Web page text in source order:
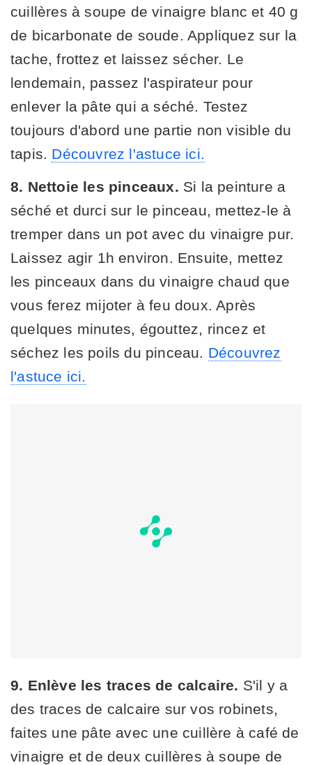
cuillères à soupe de vinaigre blanc et 40 g
de bicarbonate de soude. Appliquez sur la
tache, frottez et laissez sécher. Le
lendemain, passez l'aspirateur pour
enlever la pâte qui a séché. Testez
toujours d'abord une partie non visible du
tapis. Découvrez l'astuce ici.
8. Nettoie les pinceaux. Si la peinture a
séché et durci sur le pinceau, mettez-le à
tremper dans un pot avec du vinaigre pur.
Laissez agir 1h environ. Ensuite, mettez
les pinceaux dans du vinaigre chaud que
vous ferez mijoter à feu doux. Après
quelques minutes, égouttez, rincez et
séchez les poils du pinceau. Découvrez
l'astuce ici.
9. Enlève les traces de calcaire. S'il y a
des traces de calcaire sur vos robinets,
faites une pâte avec une cuillère à café de
vinaigre et de deux cuillères à soupe de